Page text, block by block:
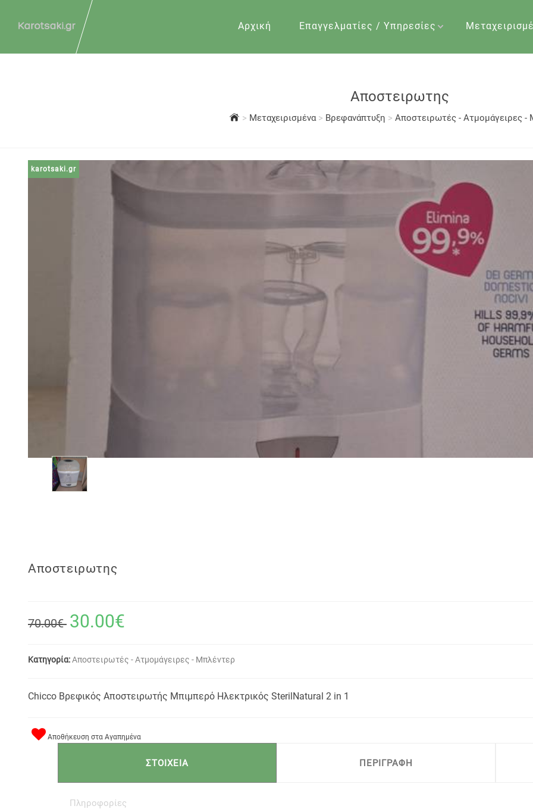
Αρχική Επαγγελματίες / Υπηρεσίες
Αποστειρωτης
> Μεταχειρισμένα > Βρεφανάπτυξη > Αποστειρωτές - Ατμομάγειρες -
karotsaki.gr
Αποστειρωτης
70.00€ 30.00€
Κατηγορία:Αποστειρωτές - Ατμομάγειρες - Μπλέντερ
Chicco Βρεφικός Αποστειρωτής Μπιμπερό Ηλεκτρικός SterilNatural 2 in 1
Αποθήκευση στα Αγαπημένα
ΣΤΟΙΧΕΙΑ ΠΕΡΙΓΡΑΦΗ
Πληροφορίες